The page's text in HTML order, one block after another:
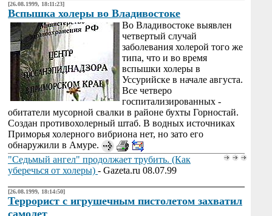
[26.08.1999, 18:11:23]
Вспышка холеры во Владивостоке
Во Владивостоке выявлен
четвертый случай
заболевания холерой того же
типа, что и во время
вспышки холеры в
Уссурийске в начале августа.
Все четверо
госпитализированных -
обитатели мусорной свалки в районе бухты Горностай.
Создан противохолерный штаб. В водных источниках
Приморья холерного вибриона нет, но зато его
обнаружили в Амуре.
"Седьмый ангел" продолжает трубить. (Как
уберечься от холеры) - Gazeta.ru 08.07.99
[26.08.1999, 18:14:50]
Террорист с игрушечным пистолетом захватил
самолет